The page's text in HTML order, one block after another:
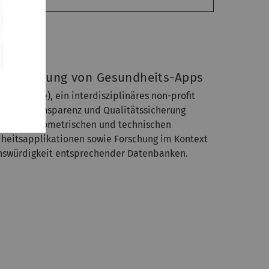
Bewertung von Gesundheits-Apps
), ein interdisziplinäres non-profit
auf Transparenz und Qualitätssicherung
psychometrischen und technischen
sowie Forschung im Kontext
entsprechender Datenbanken.